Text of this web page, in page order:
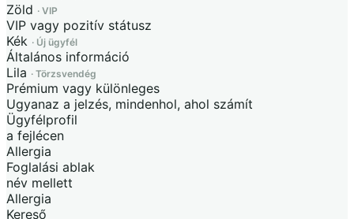
Zöld · VIP
VIP vagy pozitív státusz
Kék · Új ügyfél
Általános információ
Lila · Törzsvendég
Prémium vagy különleges
Ugyanaz a jelzés, mindenhol, ahol számít
Ügyfélprofil
a fejlécen
Allergia
Foglalási ablak
név mellett
Allergia
Kereső